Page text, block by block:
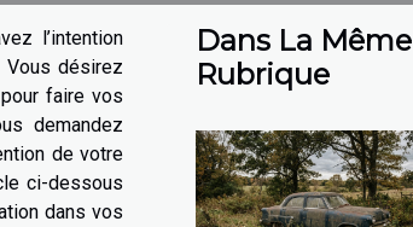
l’intention
Vous désirez
faire vos
demandez
de votre
ci-dessous
dans vos
Dans La Même
Rubrique